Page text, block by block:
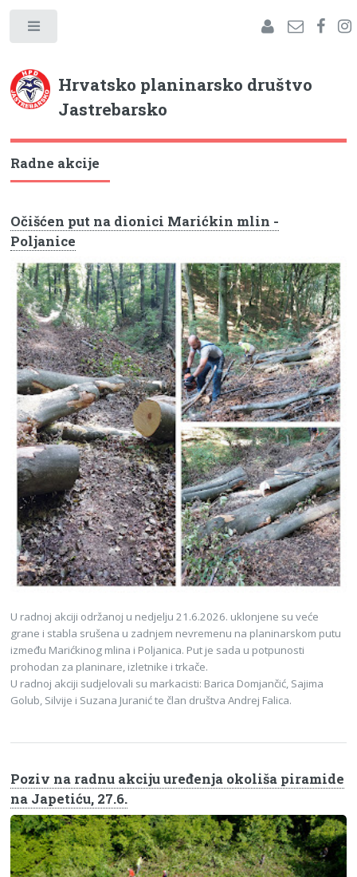
Hrvatsko planinarsko društvo
Jastrebarsko
Radne akcije
Očišćen put na dionici Marićkin mlin -
Poljanice
U radnoj akciji održanoj u nedjelju 21.6.2026. uklonjene su veće
grane i stabla srušena u zadnjem nevremenu na planinarskom putu
između Marićkinog mlina i Poljanica. Put je sada u potpunosti
prohodan za planinare, izletnike i trkače.
U radnoj akciji sudjelovali su markacisti: Barica Domjančić, Sajima
Golub, Silvije i Suzana Juranić te član društva Andrej Falica.
Poziv na radnu akciju uređenja okoliša piramide
na Japetiću, 27.6.